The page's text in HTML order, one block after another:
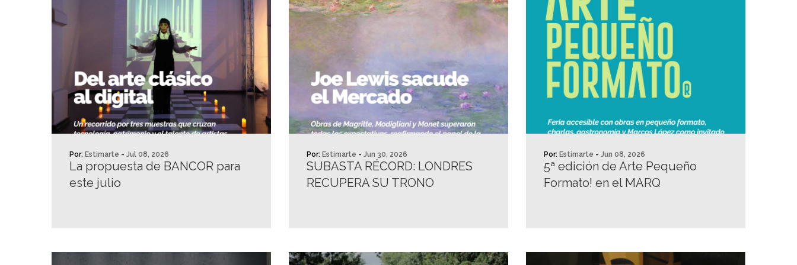
Por: Estimarte - Jul 08, 2026
La propuesta de BANCOR para
este julio
Por: Estimarte - Jun 30, 2026
SUBASTA RÉCORD: LONDRES
RECUPERA SU TRONO
Por: Estimarte - Jun 08, 2026
5ª edición de Arte Pequeño
Formato! en el MARQ